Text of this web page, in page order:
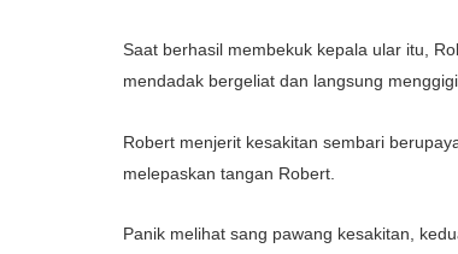
Saat berhasil membekuk kepala ular itu,
mendadak bergeliat dan langsung
Robert menjerit kesakitan sembari
melepaskan tangan Robert.
Panik melihat sang pawang kesakitan,